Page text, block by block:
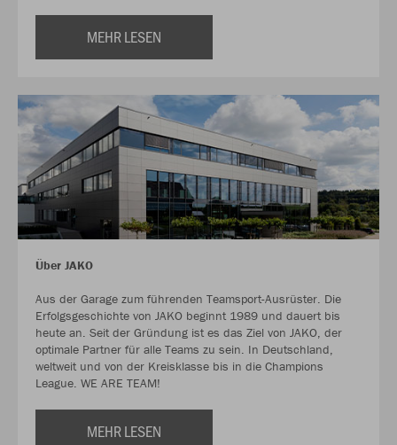
MEHR LESEN
Über JAKO
Aus der Garage zum führenden Teamsport-Ausrüster. Die
Erfolgsgeschichte von JAKO beginnt 1989 und dauert bis
heute an. Seit der Gründung ist es das Ziel von JAKO, der
optimale Partner für alle Teams zu sein. In Deutschland,
weltweit und von der Kreisklasse bis in die Champions
League. WE ARE TEAM!
MEHR LESEN